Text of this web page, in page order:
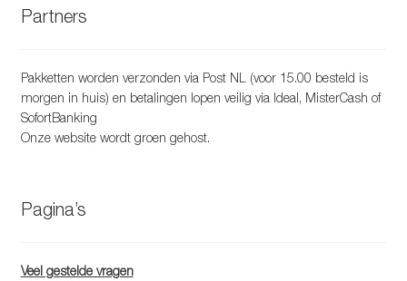
Partners
Pakketten worden verzonden via Post NL (voor 15.00 besteld is
morgen in huis) en betalingen lopen veilig via Ideal, MisterCash of
SofortBanking
Onze website wordt groen gehost.
Pagina’s
Veel gestelde vragen